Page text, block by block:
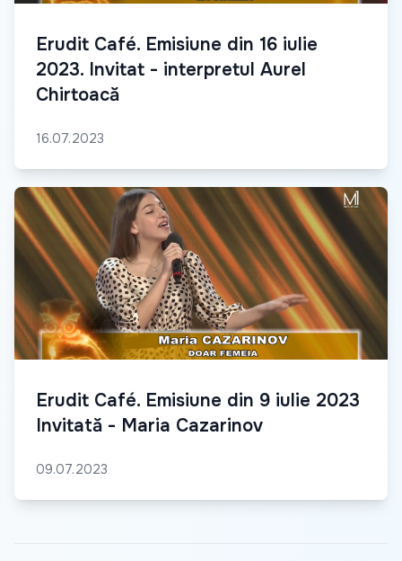
Erudit Café. Emisiune din 16 iulie
2023. Invitat - interpretul Aurel
Chirtoacă
16.07.2023
Erudit Café. Emisiune din 9 iulie 2023
Invitată - Maria Cazarinov
09.07.2023